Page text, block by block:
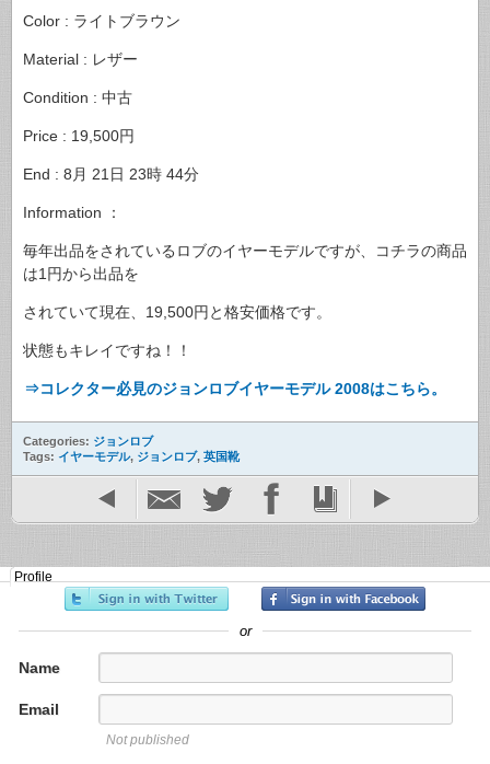
Color : ライトブラウン
Material : レザー
Condition : 中古
Price : 19,500円
End : 8月 21日 23時 44分
Information ：
毎年出品をされているロブのイヤーモデルですが、コチラの商品
は1円から出品を
されていて現在、19,500円と格安価格です。
状態もキレイですね！！
⇒コレクター必見のジョンロブイヤーモデル 2008はこちら。
Categories: ジョンロブ
Tags: イヤーモデル, ジョンロブ, 英国靴
Profile
or
Name
Email
Not published